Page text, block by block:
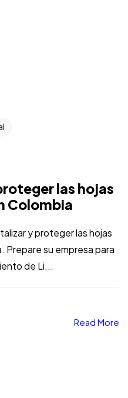
las hojas
Colombia
y proteger las hojas
Prepare su empresa para
de Li...
Read More